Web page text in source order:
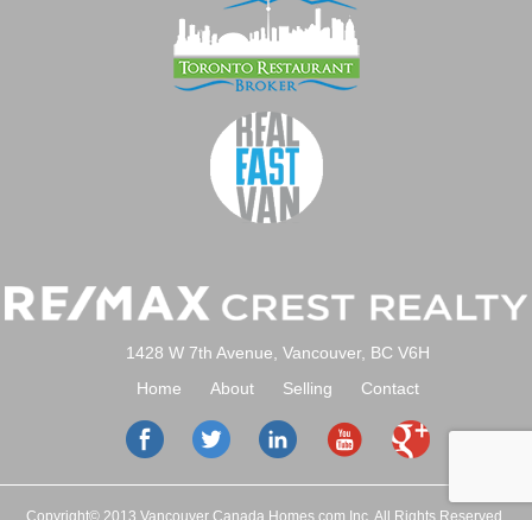
1428 W 7th Avenue, Vancouver, BC V6H
Home
About Selling Contact